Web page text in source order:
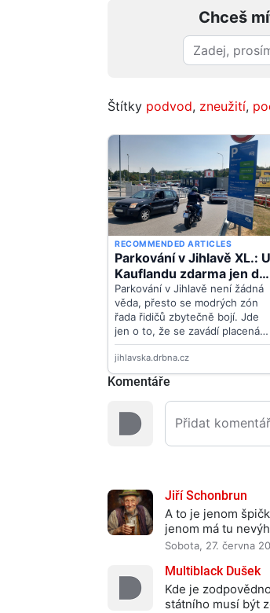
Chceš
Štítky podvod, zneužití,
Komentáře
Jiří Schonbrun
A to je jenom
jenom má tu
Sobota, 27. června
Multiblack Dušek
Kde je
státního musí být